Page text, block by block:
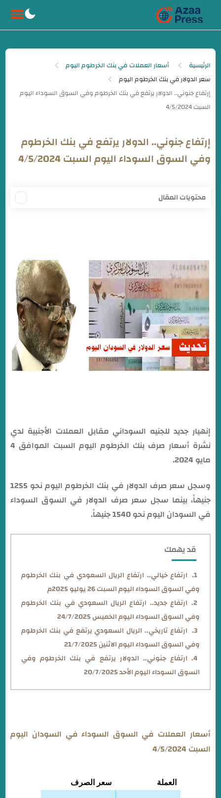
الرئيسية
أسعار العملات في بنك الخرطوم اليوم
سعر الدولار في بنك الخرطوم اليوم
إرتفاع جنوني.. الدولار يرتفع في بنك الخرطوم
وفي السوق السوداء اليوم السبت 4/5/2024
محتويات المقال
إنهيار جديد للجنيه السوداني مقابل العملات الأجنبية لدي
نشرة أسعار صرف بنك الخرطوم اليوم السبت الموافق 4
مايو 2024.
وسجل سعر صرف الدولار في بنك الخرطوم اليوم نحو 1255
جنيهاً، بينما سجل سعر صرف الدولار في السوق السوداء
في السودان اليوم نحو 1540 جنيهاً.
قد يهمك
ارتفاع خيالي.. ارتفاع الريال السعودي في بنك الخرطوم
وفي السوق السوداء اليوم السبت 26 يوليو 2025م
ارتفاع جديد.. ارتفاع الريال السعودي في بنك الخرطوم
وفي السوق السوداء اليوم الخميس 24/7/2025
ارتفاع تاريخي.. الريال السعودي يرتفع في بنك الخرطوم
وفي السوق السوداء اليوم الاثنين 21/7/2025
ارتفاع جنوني.. الدولار يرتفع في بنك الخرطوم وفي
السوق السوداء اليوم الأحد 20/7/2025
أسعار العملات في السوق السوداء في السودان اليوم
السبت 4/5/2024
العملة سعر الصرف